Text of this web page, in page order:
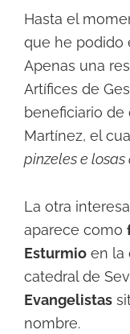
Hasta el
que he podido
Apenas una
Artífices de
beneficiario de
Martínez, el
pinzeles e
La otra
aparece como
Esturmio en la
catedral de
Evangelistas
nombre.